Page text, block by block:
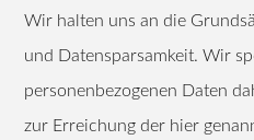
Wir halten uns an die
und Datensparsamkeit. Wir
personenbezogenen Daten
zur Erreichung der hier